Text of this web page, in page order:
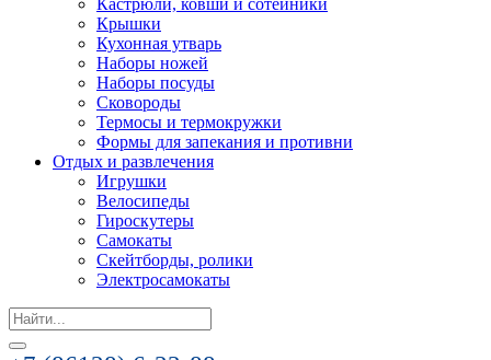
Кастрюли, ковши и сотейники
Крышки
Кухонная утварь
Наборы ножей
Наборы посуды
Сковороды
Термосы и термокружки
Формы для запекания и противни
Отдых и развлечения
Игрушки
Велосипеды
Гироскутеры
Самокаты
Скейтборды, ролики
Электросамокаты
Search
for: